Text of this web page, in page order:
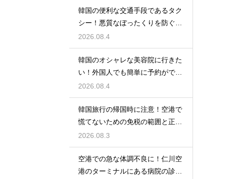
韓国の便利な交通手段であるタク
シー！悪質なぼったくりを防ぐ確
実な対策
2026.08.4
韓国のオシャレな美容院に行きた
い！外国人でも簡単に予約ができ
るアプリ
2026.08.4
韓国旅行の帰国時に注意！空港で
慌てないための免税の範囲と正し
い計算
2026.08.3
空港での急な体調不良に！仁川空
港のターミナルにある病院の診療